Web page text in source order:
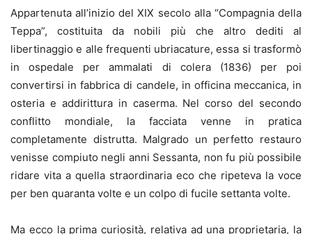
Appartenuta all’inizio del XIX secolo alla “Compagnia della
Teppa”, costituita da nobili più che altro dediti al
libertinaggio e alle frequenti ubriacature, essa si trasformò
in ospedale per ammalati di colera (1836) per poi
convertirsi in fabbrica di candele, in officina meccanica, in
osteria e addirittura in caserma. Nel corso del secondo
conflitto mondiale, la facciata venne in pratica
completamente distrutta. Malgrado un perfetto restauro
venisse compiuto negli anni Sessanta, non fu più possibile
ridare vita a quella straordinaria eco che ripeteva la voce
per ben quaranta volte e un colpo di fucile settanta volte.
Ma ecco la prima curiosità, relativa ad una proprietaria, la